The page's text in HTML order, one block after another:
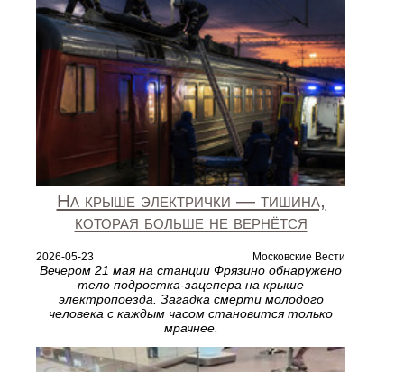
На крыше электрички — тишина,
которая больше не вернётся
2026-05-23 Московские Вести
Вечером 21 мая на станции Фрязино обнаружено
тело подростка-зацепера на крыше
электропоезда. Загадка смерти молодого
человека с каждым часом становится только
мрачнее.